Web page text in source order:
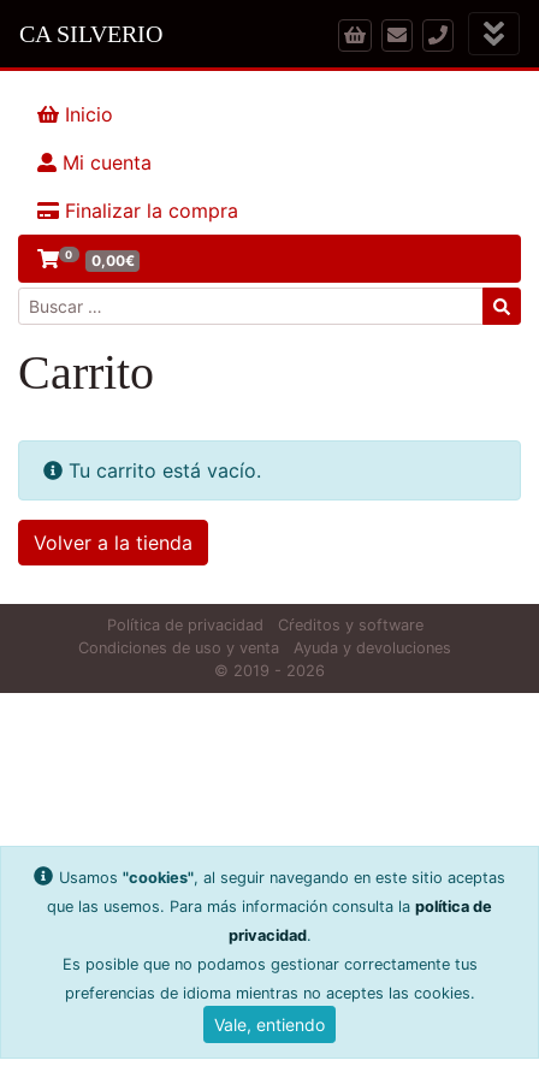
CA SILVERIO
Inicio
Mi cuenta
Finalizar la compra
0 0,00€
Buscar:
Carrito
Tu carrito está vacío.
Volver a la tienda
Política de privacidad
Cŕeditos y software
Condiciones de uso y venta
Ayuda y devoluciones
© 2019 - 2026
Usamos "cookies", al seguir navegando en este sitio aceptas
que las usemos. Para más información consulta la política de
privacidad.
Es posible que no podamos gestionar correctamente tus
preferencias de idioma mientras no aceptes las cookies.
Vale, entiendo